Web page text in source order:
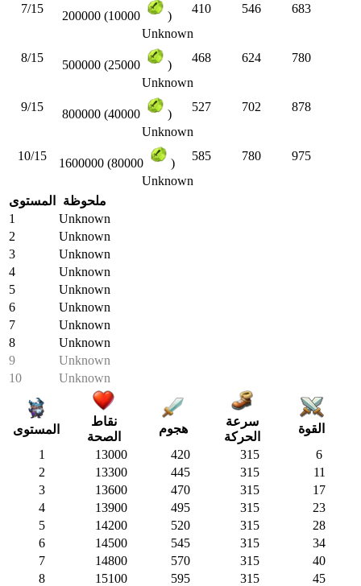
7/15
200000 (10000 )
410 546
683
Unknown
8/15
500000 (25000 )
468 624
780
Unknown
9/15
800000 (40000 )
527 702
878
Unknown
10/15
1600000 (80000 )
585 780
975
Unknown
المستوى
ملحوظة
1
Unknown
2
Unknown
3
Unknown
4
Unknown
5
Unknown
6
Unknown
7
Unknown
8
Unknown
9
Unknown
10
Unknown
المستوى
نقاط
الصحة
هجوم
سرعة
الحركة
القوة
1
13000 420 315
6
2
13300 445 315
11
3
13600 470 315
17
4
13900 495 315
23
5
14200 520 315
28
6
14500 545 315
34
7
14800 570 315
40
8
15100 595 315
45